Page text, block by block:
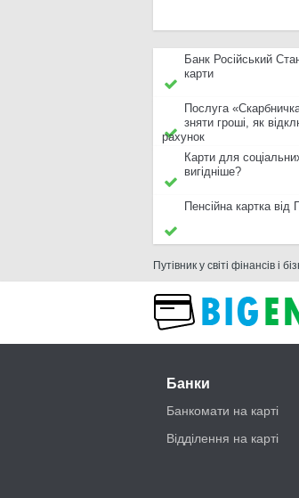
Банк Російський
карти
Послуга
зняти гроші, як
рахунок
Карти для
вигідніше?
Пенсійна картка від
Путівник у світі фінансів і
Банки
Банкомати на карті
Відділення на карті